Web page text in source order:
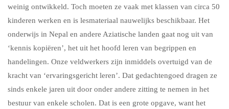
weinig ontwikkeld. Toch moeten ze vaak met klassen van circa 50
kinderen werken en is lesmateriaal nauwelijks beschikbaar. Het
onderwijs in Nepal en andere Aziatische landen gaat nog uit van
‘kennis kopiëren’, het uit het hoofd leren van begrippen en
handelingen. Onze veldwerkers zijn inmiddels overtuigd van de
kracht van ‘ervaringsgericht leren’. Dat gedachtengoed dragen ze
sinds enkele jaren uit door onder andere zitting te nemen in het
bestuur van enkele scholen. Dat is een grote opgave, want het